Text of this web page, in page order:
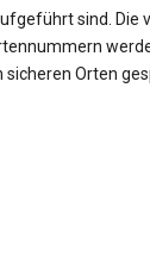
sind. Die
sicheren Orten